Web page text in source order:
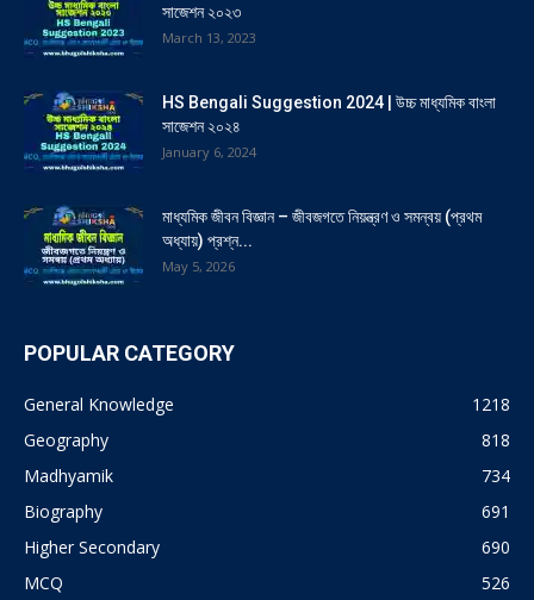
সাজেশন ২০২৩
March 13, 2023
HS Bengali Suggestion 2024 | উচ্চ মাধ্যমিক বাংলা
সাজেশন ২০২৪
January 6, 2024
মাধ্যমিক জীবন বিজ্ঞান – জীবজগতে নিয়ন্ত্রণ ও সমন্বয় (প্রথম
অধ্যায়) প্রশ্ন...
May 5, 2026
POPULAR CATEGORY
General Knowledge
1218
Geography
818
Madhyamik
734
Biography
691
Higher Secondary
690
MCQ
526